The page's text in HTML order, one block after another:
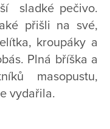
sladké pečivo.
přišli na své,
kroupáky a
Plná bříška a
masopustu,
vydařila.